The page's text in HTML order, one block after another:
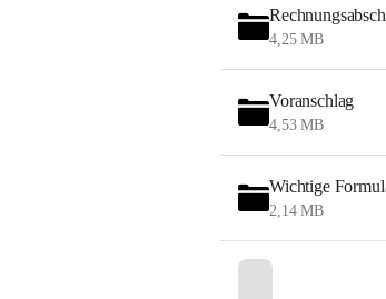
4,25 MB
Voranschlag
4,53 MB
Wichtige
2,14 MB